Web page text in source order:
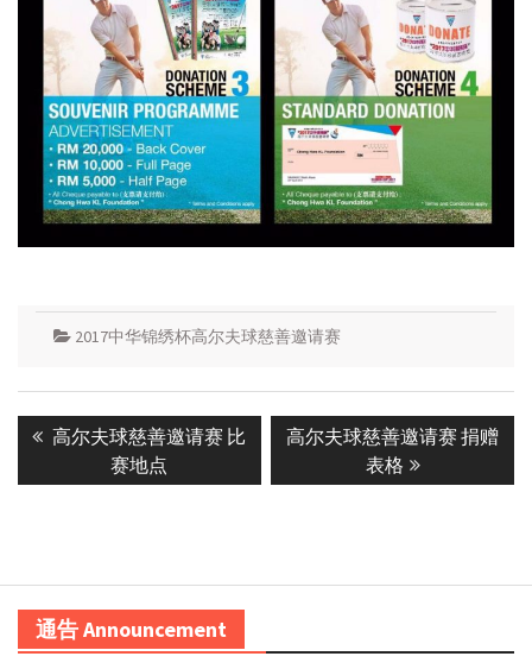
2017中华锦绣杯高尔夫球慈善邀请赛
navigation
Previous
高尔夫球慈善邀请赛 比
赛地点
Next
高尔夫球慈善邀请赛 捐赠
表格
通告 Announcement